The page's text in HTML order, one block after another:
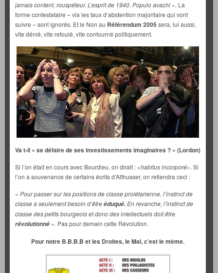
jamais content, rouspéteur. L’esprit de 1940. Populo avachi ». La
forme contestataire – via les taux d’abstention majoritaire qui vont
suivre – sont ignorés. Et le Non au Référendum 2005 sera, lui aussi,
vite dénié, vite refoulé, vite contourné politiquement.
Va t-il « se défaire de ses investissements imaginaires ? » (Lordon)
Si l’on était en cours avec Bourdieu, on dirait : «habitus incorporé». Si
l’on a souvenance de certains écrits d’Althusser, on retiendra ceci :
« Pour passer sur les positions de classe prolétarienne, l’instinct de
classe a seulement besoin d’êtreéduqué.En revanche, l’instinct de
classe des petits bourgeois et donc des intellectuels doit être
révolutionné ». Pas pour demain cette Révolution.
Pour notre B.B.B.B et les Droites, le Mal, c’est le même.